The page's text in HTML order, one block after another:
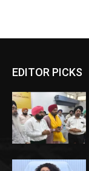
EDITOR PICKS